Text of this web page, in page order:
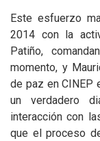
Este esfuerzo
2014 con la
Patiño,
momento, y
de paz en CINEP
un verdadero
interacción con
que el proceso